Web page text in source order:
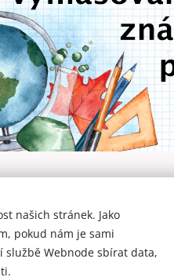
© 2023 - 2026 Co
O nás- Kontakt
našich stránek. Jako
pokud nám je sami
službě Webnode sbírat data,